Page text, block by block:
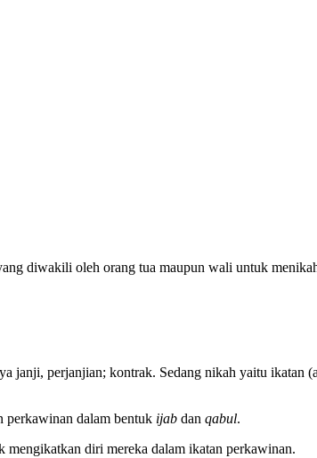
diwakili oleh orang tua maupun wali untuk
janji, perjanjian; kontrak. Sedang nikah yaitu ikatan
perkawinan dalam bentuk ijab dan qabul.
diri mereka dalam ikatan perkawinan.